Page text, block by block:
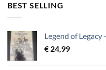
BEST SELLING
Legend of
€ 24,99